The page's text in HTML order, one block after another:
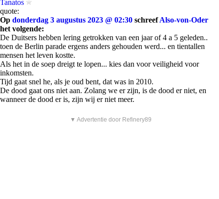
Tanatos
quote:
Op donderdag 3 augustus 2023 @ 02:30 schreefAlso-von-Oder
het volgende:
De Duitsers hebben lering getrokken van een jaar of 4 a 5 geleden..
toen de Berlin parade ergens anders gehouden werd... en tientallen
mensen het leven kostte.
Als het in de soep dreigt te lopen... kies dan voor veiligheid voor
inkomsten.
Tijd gaat snel he, als je oud bent, dat was in 2010.
De dood gaat ons niet aan. Zolang we er zijn, is de dood er niet, en
wanneer de dood er is, zijn wij er niet meer.
▼ Advertentie door Refinery89